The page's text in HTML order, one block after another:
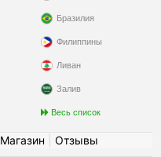
Бразилия
Филиппины
Ливан
Залив
Весь список
Магазин
Отзывы